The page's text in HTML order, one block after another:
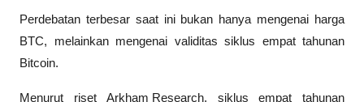
Perdebatan terbesar saat ini bukan hanya mengenai harga
BTC, melainkan mengenai validitas siklus empat tahunan
Bitcoin.
Menurut riset Arkham Research, siklus empat tahunan